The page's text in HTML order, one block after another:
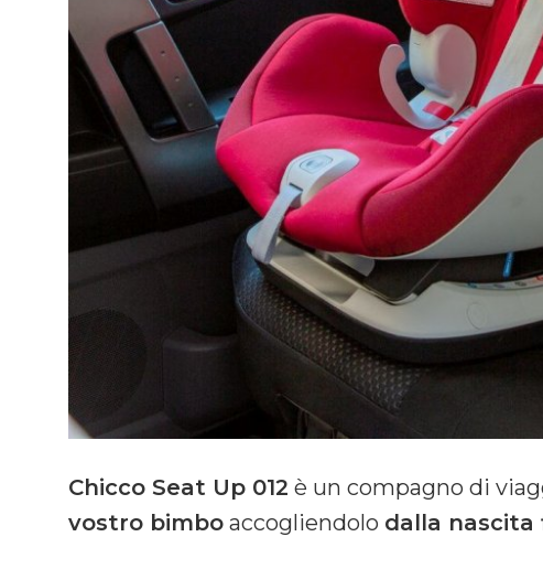
Chicco Seat Up 012 è un compagno di
vostro bimbo accogliendolo dalla nascita